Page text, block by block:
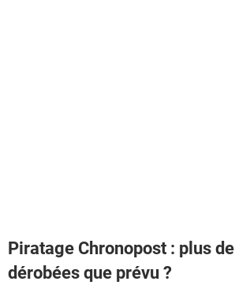
Piratage Chronopost : plus
dérobées que prévu ?